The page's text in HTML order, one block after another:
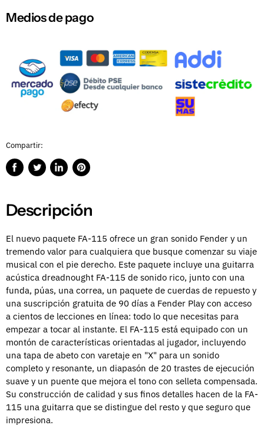
Medios de pago
Compartir:
CompartirPublicarCompartirGuardar
Descripción
El nuevo paquete FA-115 ofrece un gran sonido Fender y un
tremendo valor para cualquiera que busque comenzar su viaje
musical con el pie derecho. Este paquete incluye una guitarra
acústica dreadnought FA-115 de sonido rico, junto con una
funda, púas, una correa, un paquete de cuerdas de repuesto y
una suscripción gratuita de 90 días a Fender Play con acceso
a cientos de lecciones en línea: todo lo que necesitas para
empezar a tocar al instante. El FA-115 está equipado con un
montón de características orientadas al jugador, incluyendo
una tapa de abeto con varetaje en "X" para un sonido
completo y resonante, un diapasón de 20 trastes de ejecución
suave y un puente que mejora el tono con selleta compensada.
Su construcción de calidad y sus finos detalles hacen de la FA-
115 una guitarra que se distingue del resto y que seguro que
impresiona.